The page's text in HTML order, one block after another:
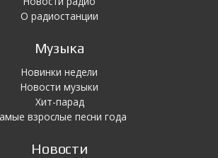
О радиостанции
Музыка
Новинки недели
Новости музыки
Хит-парад
взрослые песни года
Новости